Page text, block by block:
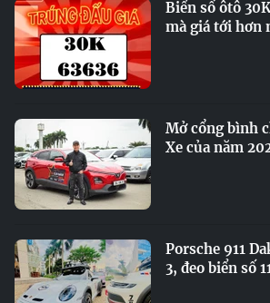
Biển số ôtô
mà giá tới hơn
Mở cổng bình
Xe của năm
Porsche 911
3, đeo biển số